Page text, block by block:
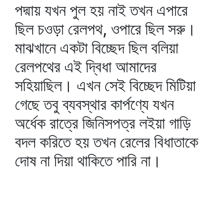
পদ্মায় যখন পুল হয় নাই তখন এপারে
ছিল চওড়া রেলপথ, ওপারে ছিল সরু।
মাঝখানে একটা বিচ্ছেদ ছিল বলিয়া
রেলপথের এই দ্বিধা আমাদের
সহিয়াছিল। এখন সেই বিচ্ছেদ মিটিয়া
গেছে তবু ব্যবস্থার কার্পণ্যে যখন
অর্ধেক রাত্রে জিনিসপত্র লইয়া গাড়ি
বদল করিতে হয় তখন রেলের বিধাতাকে
দোষ না দিয়া থাকিতে পারি না।